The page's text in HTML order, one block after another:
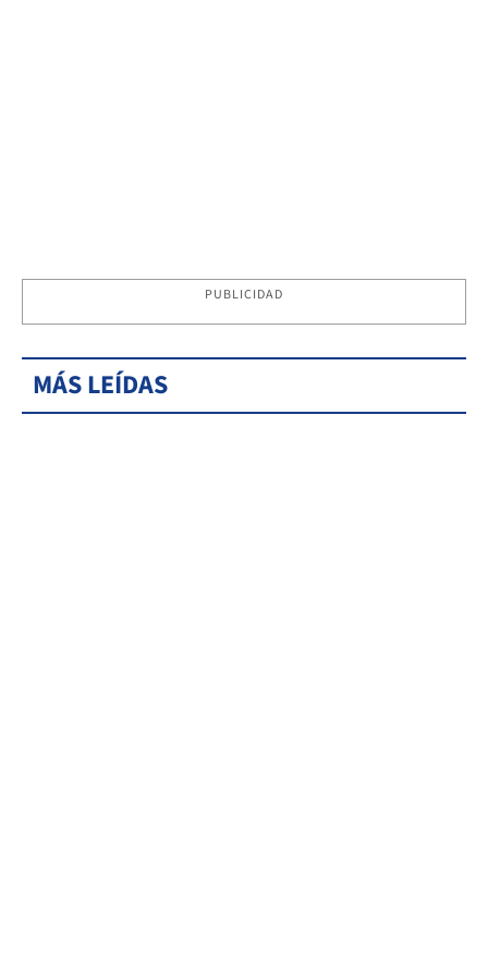
PUBLICIDAD
MÁS LEÍDAS